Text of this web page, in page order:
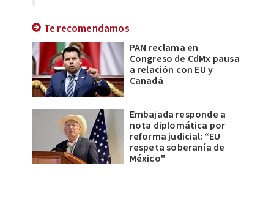
Te recomendamos
PAN reclama en
Congreso de CdMx pausa
a relación con EU y
Canadá
Embajada responde a
nota diplomática por
reforma judicial: “EU
respeta soberanía de
México"